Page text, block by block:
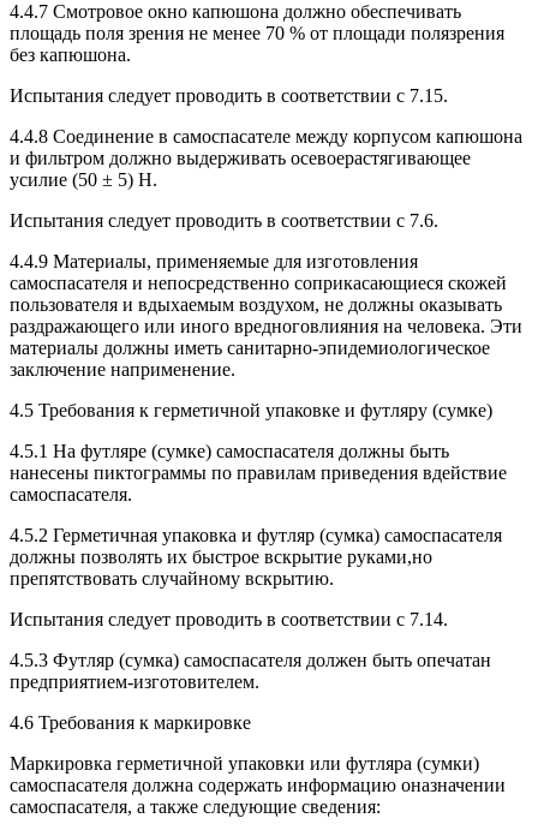
4.4.7 Смотровое окно капюшона должно обеспечивать
площадь поля зрения не менее 70 % от площади полязрения
без капюшона.
Испытания следует проводить в соответствии с 7.15.
4.4.8 Соединение в самоспасателе между корпусом капюшона
и фильтром должно выдерживать осевоерастягивающее
усилие (50 ± 5) Н.
Испытания следует проводить в соответствии с 7.6.
4.4.9 Материалы, применяемые для изготовления
самоспасателя и непосредственно соприкасающиеся скожей
пользователя и вдыхаемым воздухом, не должны оказывать
раздражающего или иного вредноговлияния на человека. Эти
материалы должны иметь санитарно-эпидемиологическое
заключение наприменение.
4.5 Требования к герметичной упаковке и футляру (сумке)
4.5.1 На футляре (сумке) самоспасателя должны быть
нанесены пиктограммы по правилам приведения вдействие
самоспасателя.
4.5.2 Герметичная упаковка и футляр (сумка) самоспасателя
должны позволять их быстрое вскрытие руками,но
препятствовать случайному вскрытию.
Испытания следует проводить в соответствии с 7.14.
4.5.3 Футляр (сумка) самоспасателя должен быть опечатан
предприятием-изготовителем.
4.6 Требования к маркировке
Маркировка герметичной упаковки или футляра (сумки)
самоспасателя должна содержать информацию оназначении
самоспасателя, а также следующие сведения: